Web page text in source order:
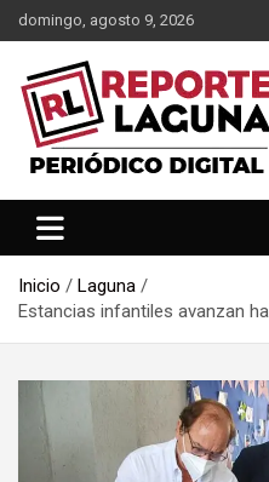
Saltar
al
contenido
domingo, agosto 9, 2026
Reporte
Inicio
Laguna
Estancias infantiles avanzan